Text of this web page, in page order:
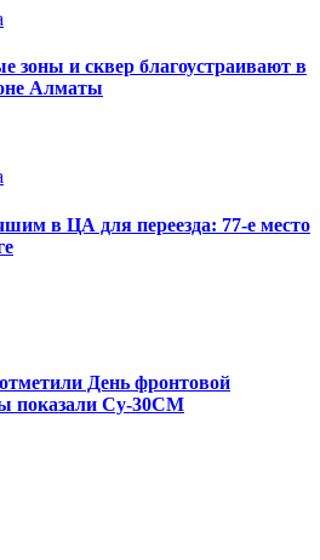
зоны и сквер благоустраивают в
Алматы
в ЦА для переезда: 77-е место
День фронтовой
показали Су-30СМ